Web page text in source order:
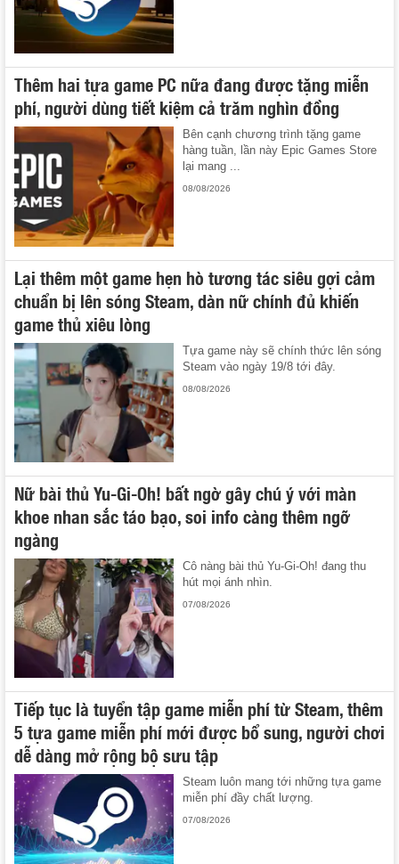
Thêm hai tựa game PC nữa đang được tặng miễn
phí, người dùng tiết kiệm cả trăm nghìn đồng
Bên cạnh chương trình tặng game
hàng tuần, lần này Epic Games Store
lại mang ...
08/08/2026
Lại thêm một game hẹn hò tương tác siêu gợi cảm
chuẩn bị lên sóng Steam, dàn nữ chính đủ khiến
game thủ xiêu lòng
Tựa game này sẽ chính thức lên sóng
Steam vào ngày 19/8 tới đây.
08/08/2026
Nữ bài thủ Yu-Gi-Oh! bất ngờ gây chú ý với màn
khoe nhan sắc táo bạo, soi info càng thêm ngỡ
ngàng
Cô nàng bài thủ Yu-Gi-Oh! đang thu
hút mọi ánh nhìn.
07/08/2026
Tiếp tục là tuyển tập game miễn phí từ Steam, thêm
5 tựa game miễn phí mới được bổ sung, người chơi
dễ dàng mở rộng bộ sưu tập
Steam luôn mang tới những tựa game
miễn phí đầy chất lượng.
07/08/2026